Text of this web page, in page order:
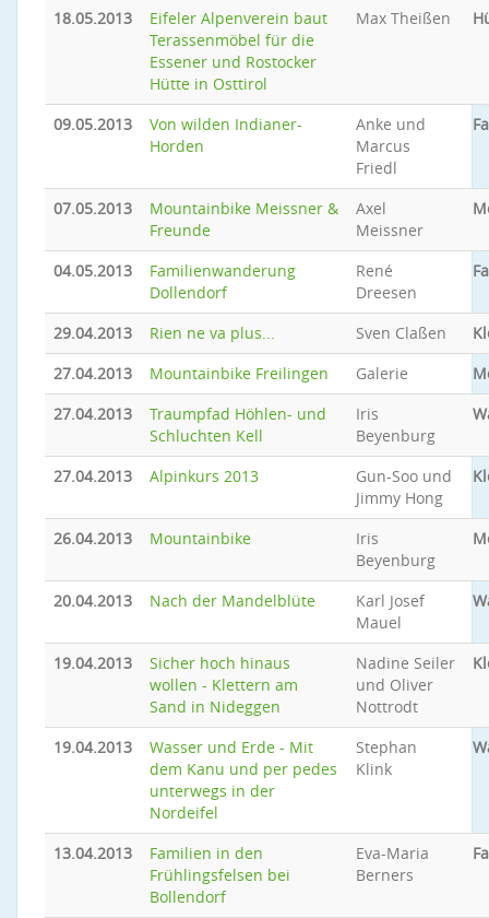
18.05.2013
Eifeler Alpenverein baut
Terassenmöbel für die
Essener und Rostocker
Hütte in Osttirol
Max Theißen
09.05.2013
Von wilden Indianer-
Horden
Anke und
Marcus
Friedl
07.05.2013
Mountainbike Meissner &
Freunde
Axel
Meissner
04.05.2013
Familienwanderung
Dollendorf
René
Dreesen
29.04.2013 Rien ne va plus... Sven Claßen
27.04.2013
Mountainbike Freilingen Galerie
27.04.2013
Traumpfad Höhlen- und
Schluchten Kell
Iris
Beyenburg
27.04.2013 Alpinkurs 2013
Gun-Soo und
Jimmy Hong
26.04.2013 Mountainbike
Iris
Beyenburg
20.04.2013 Nach der Mandelblüte
Karl Josef
Mauel
19.04.2013
Sicher hoch hinaus
wollen - Klettern am
Sand in Nideggen
Nadine Seiler
und Oliver
Nottrodt
19.04.2013
Wasser und Erde - Mit
dem Kanu und per pedes
unterwegs in der
Nordeifel
Stephan
Klink
13.04.2013
Familien in den
Frühlingsfelsen bei
Bollendorf
Eva-Maria
Berners